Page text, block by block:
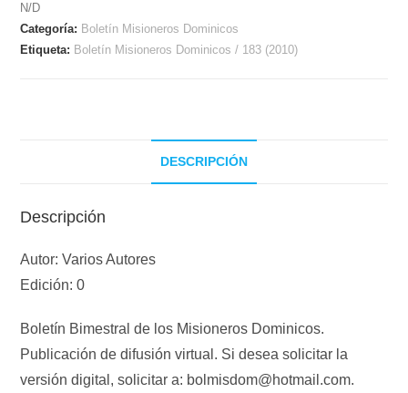
N/D
Categoría: Boletín Misioneros Dominicos
Etiqueta: Boletín Misioneros Dominicos / 183 (2010)
DESCRIPCIÓN
Descripción
Autor: Varios Autores
Edición: 0
Boletín Bimestral de los Misioneros Dominicos.
Publicación de difusión virtual. Si desea solicitar la
versión digital, solicitar a: bolmisdom@hotmail.com.